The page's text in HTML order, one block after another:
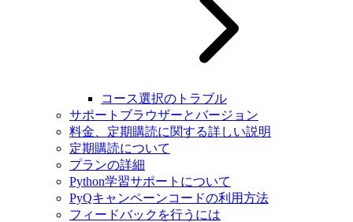
コース選択のトラブル
サポートブラウザーとバージョン
料金、定期購読に関する詳しい説明
定期購読について
プランの詳細
Python学習サポートについて
PyQキャンペーンコードの利用方法
フィードバックを行うには